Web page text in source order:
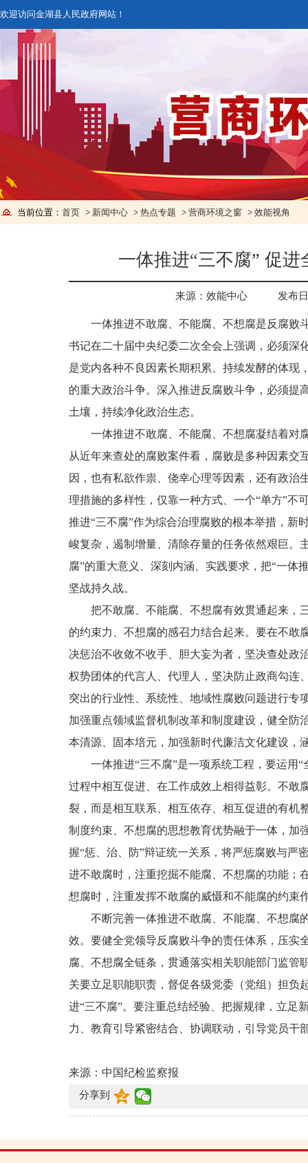
欢迎访问金湖县人民政府网站！
当前位置： 首页 > 新闻中心 > 热点专题 > 营商环境之窗 > 效能视角
一体推进“三不腐” 促
来源：效能中心 发布
一体推进不敢腐、不能腐、不想腐是反腐败
书记在二十届中央纪委二次全会上强调，必须深
是党内各种不良因素长期积累、持续发酵的体现
的重大政治斗争。深入推进反腐败斗争，必须提
土壤，持续净化政治生态。
一体推进不敢腐、不能腐、不想腐凝结着对
从近年来查处的腐败案件看，腐败是多种因素交
因，也有私欲作祟、侥幸心理等因素，还有政治
理措施的多样性，仅靠一种方式、一个“单方”不
推进“三不腐”作为综合治理腐败的根本举措，新
峻复杂，遏制增量、清除存量的任务依然艰巨。
腐”的重大意义、深刻内涵、实践要求，把“一体
坚战持久战。
把不敢腐、不能腐、不想腐有效贯通起来，
的约束力、不想腐的感召力结合起来。要在不敢
决惩治不收敛不收手、胆大妄为者，坚决查处政
权势团体的代言人、代理人，坚决防止政商勾连
突出的行业性、系统性、地域性腐败问题进行专
加强重点领域监督机制改革和制度建设，健全防
本清源、固本培元，加强新时代廉洁文化建设，
一体推进“三不腐”是一项系统工程，要运用
过程中相互促进、在工作成效上相得益彰。不敢
裂，而是相互联系、相互依存、相互促进的有机
制度约束、不想腐的思想教育优势融于一体，加
握“惩、治、防”辩证统一关系，将严惩腐败与严
进不敢腐时，注重挖掘不能腐、不想腐的功能；
想腐时，注重发挥不敢腐的威慑和不能腐的约束
不断完善一体推进不敢腐、不能腐、不想腐
效。要健全党领导反腐败斗争的责任体系，压实
腐、不想腐全链条，贯通落实相关职能部门监管
关要立足职能职责，督促各级党委（党组）担负
进“三不腐”。要注重总结经验、把握规律，立足
力、教育引导紧密结合、协调联动，引导党员干
来源：中国纪检监察报
分享到